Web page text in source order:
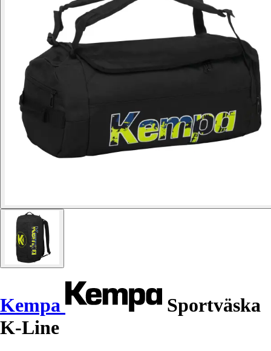
Kempa
Sportväska
K-Line